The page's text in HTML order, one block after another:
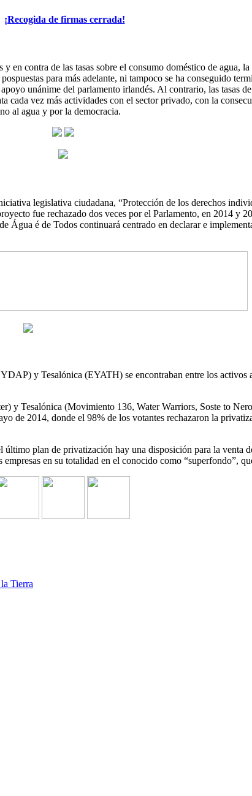
¡Recogida de firmas cerrada!
en contra de las tasas sobre el consumo doméstico de agua,
para más adelante, ni tampoco se ha conseguido
unánime del parlamento irlandés. Al contrario, las tasas
cada vez más actividades con el sector privado, con la
al agua y por la democracia.
legislativa ciudadana, “Protección de los derechos
fue rechazado dos veces por el Parlamento, en 2014 y
é de Todos continuará centrado en declarar e
y Tesalónica (EYATH) se encontraban entre los
y Tesalónica (Movimiento 136, Water Warriors, Soste to
de 2014, donde el 98% de los votantes rechazaron la
plan de privatización hay una disposición para la
en su totalidad en el conocido como “superfondo”,
Tierra